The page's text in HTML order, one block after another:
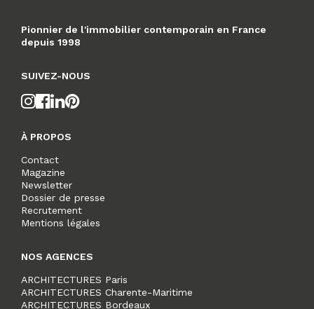
Pionnier de l'immobilier contemporain en France
depuis 1998
SUIVEZ-NOUS
À PROPOS
Contact
Magazine
Newsletter
Dossier de presse
Recrutement
Mentions légales
NOS AGENCES
ARCHITECTURES Paris
ARCHITECTURES Charente-Maritime
ARCHITECTURES Bordeaux